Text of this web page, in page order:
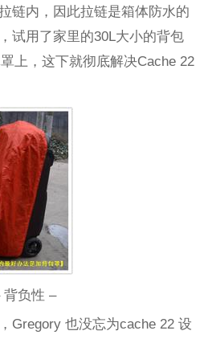
链内，因此拉链是箱体防水的
试用了家里的30L大小的背包
上，这下就彻底解决Cache 22
背负性 –
Gregory 也没忘为cache 22 设